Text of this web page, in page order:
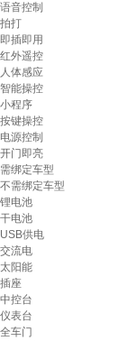
语音控制
拍打
即插即用
红外遥控
人体感应
智能操控
小程序
按键操控
电源控制
开门即亮
需绑定车型
不需绑定车型
锂电池
干电池
USB供电
交流电
太阳能
插座
中控台
仪表台
全车门